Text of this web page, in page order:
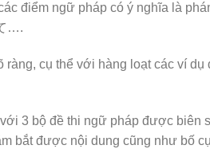
điểm ngữ pháp có ý nghĩa là
….
cụ thể với hàng loạt các ví dụ
3 bộ đề thi ngữ pháp được biên
bắt được nội dung cũng như bố